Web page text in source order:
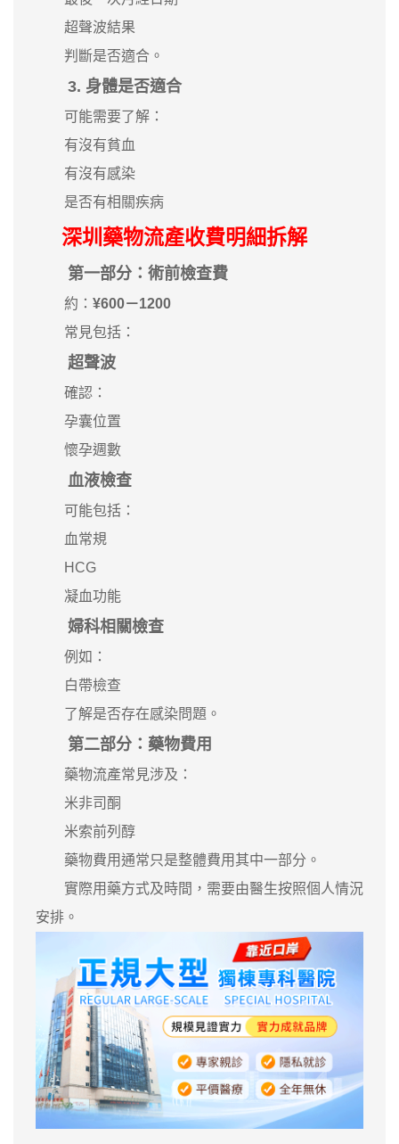
超聲波結果
判斷是否適合。
3. 身體是否適合
可能需要了解：
有沒有貧血
有沒有感染
是否有相關疾病
深圳藥物流產收費明細拆解
第一部分：術前檢查費
約： ¥600－1200
常見包括：
超聲波
確認：
孕囊位置
懷孕週數
血液檢查
可能包括：
血常規
HCG
凝血功能
婦科相關檢查
例如：
白帶檢查
了解是否存在感染問題。
第二部分：藥物費用
藥物流產常見涉及：
米非司酮
米索前列醇
藥物費用通常只是整體費用其中一部分。
實際用藥方式及時間，需要由醫生按照個人情況
安排。